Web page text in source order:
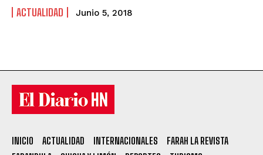
ACTUALIDAD Junio 5, 2018
INICIO ACTUALIDAD INTERNACIONALES
FARAH LA REVISTA